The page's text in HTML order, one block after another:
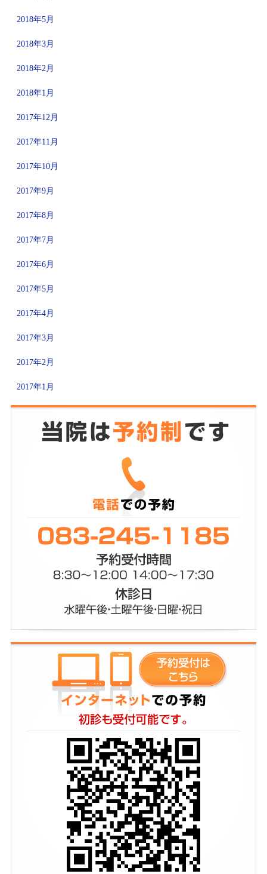
2018年5月
2018年3月
2018年2月
2018年1月
2017年12月
2017年11月
2017年10月
2017年9月
2017年8月
2017年7月
2017年6月
2017年5月
2017年4月
2017年3月
2017年2月
2017年1月